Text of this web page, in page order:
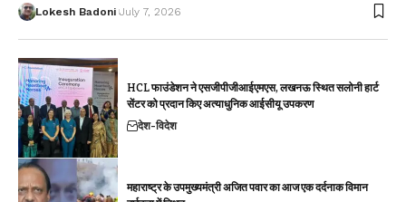
Lokesh Badoni July 7, 2026
HCL फाउंडेशन ने एसजीपीजीआईएमएस, लखनऊ स्थित सलोनी हार्ट
सेंटर को प्रदान किए अत्याधुनिक आईसीयू उपकरण
देश-विदेश
महाराष्ट्र के उपमुख्यमंत्री अजित पवार का आज एक दर्दनाक विमान